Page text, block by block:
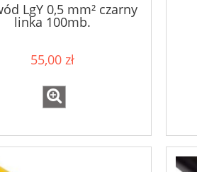
LgY 0,5 mm² czarny
linka 100mb.
55,00 zł